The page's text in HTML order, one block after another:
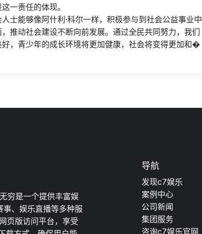
一责任的体现。
士能够像阿什利·科尔一样，积极参与到社会公益事业中
推动社会建设不断向前发展。通过全民共同努力，我们
，青少年的成长环境将更加健康，社会将变得更加和�
穷是一个提供丰富娱
、娱乐直播等多种服
页版访问平台，享受
导航
发现c7娱乐
案例中心
公司新闻
集团服务
咨询c7娱乐官网